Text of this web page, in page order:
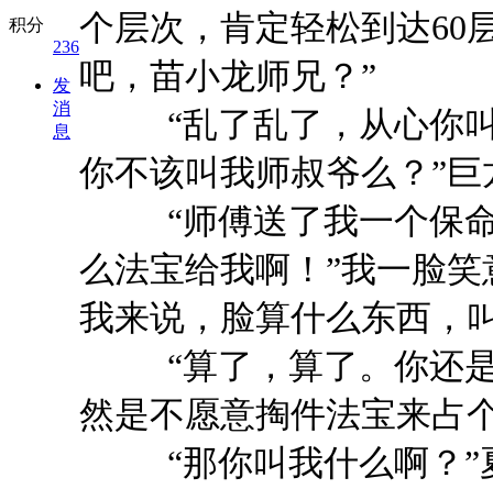
积分
236
发
消
息
个层次，肯定轻松到达60
吧，苗小龙师兄？”
“乱了乱了，从心你叫
你不该叫我师叔爷么？”
“师傅送了我一个保命
么法宝给我啊！”我一脸
我来说，脸算什么东西，
“算了，算了。你还是
然是不愿意掏件法宝来占
“那你叫我什么啊？”